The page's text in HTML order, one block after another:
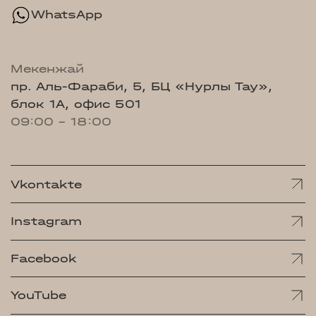
WhatsApp
Мекенжай
пр. Аль-Фараби, 5, БЦ «Нурлы Тау»,
блок 1А, офис 501
09:00 - 18:00
Vkontakte
Instagram
Facebook
YouTube